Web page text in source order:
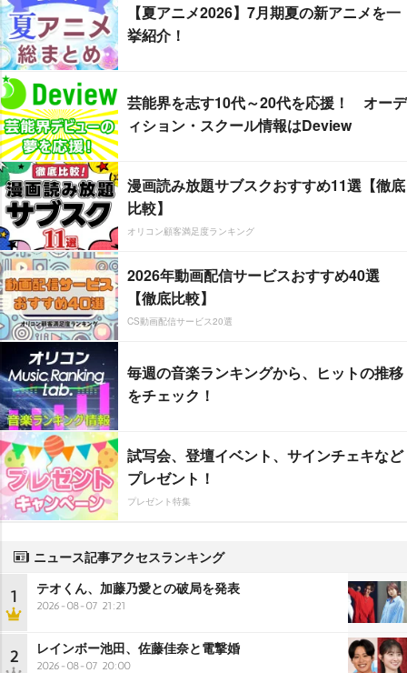
【夏アニメ2026】7月期夏の新アニメを一
挙紹介！
芸能界を志す10代～20代を応援！ オーデ
ィション・スクール情報はDeview
漫画読み放題サブスクおすすめ11選【徹底
比較】
オリコン顧客満足度ランキング
2026年動画配信サービスおすすめ40選
【徹底比較】
CS動画配信サービス20選
毎週の音楽ランキングから、ヒットの推移
をチェック！
試写会、登壇イベント、サインチェキなど
プレゼント！
プレゼント特集
ニュース記事アクセスランキング
1 テオくん、加藤乃愛との破局を発表
2026-08-07 21:21
2 レインボー池田、佐藤佳奈と電撃婚
2026-08-07 20:00